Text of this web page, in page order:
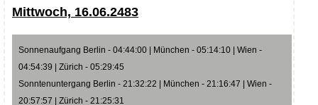
Mittwoch, 16.06.2483
Sonnenaufgang Berlin - 04:44:00 | München - 05:14:10 | Wien -
04:54:39 | Zürich - 05:29:45
Sonntenuntergang Berlin - 21:32:22 | München - 21:16:47 | Wien -
20:57:57 | Zürich - 21:25:31